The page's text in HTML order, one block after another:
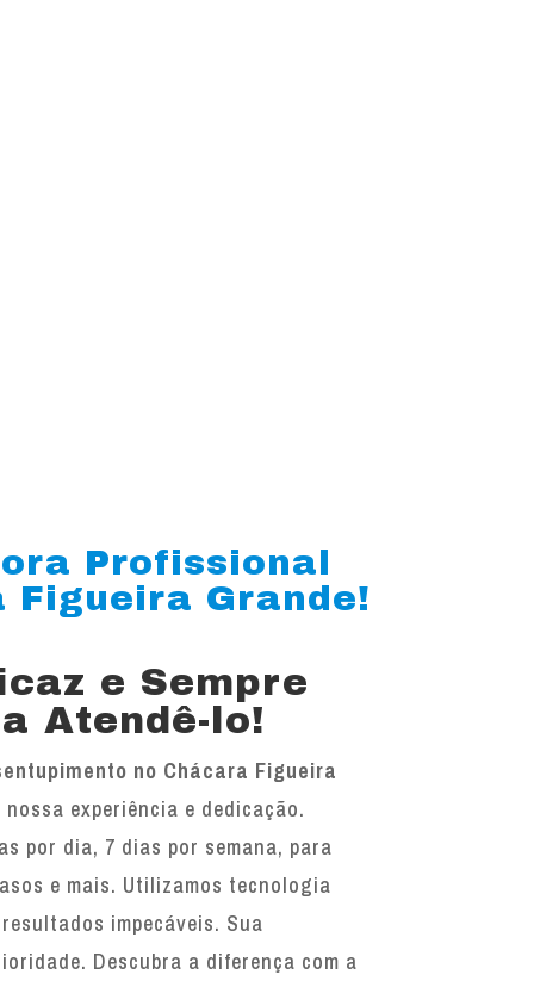
Profissional
Figueira Grande!
e Sempre
Atendê-lo!
no Chácara Figueira
experiência e dedicação.
por dia, 7 dias por semana, para
e mais. Utilizamos tecnologia
impecáveis. Sua
Descubra a diferença com a